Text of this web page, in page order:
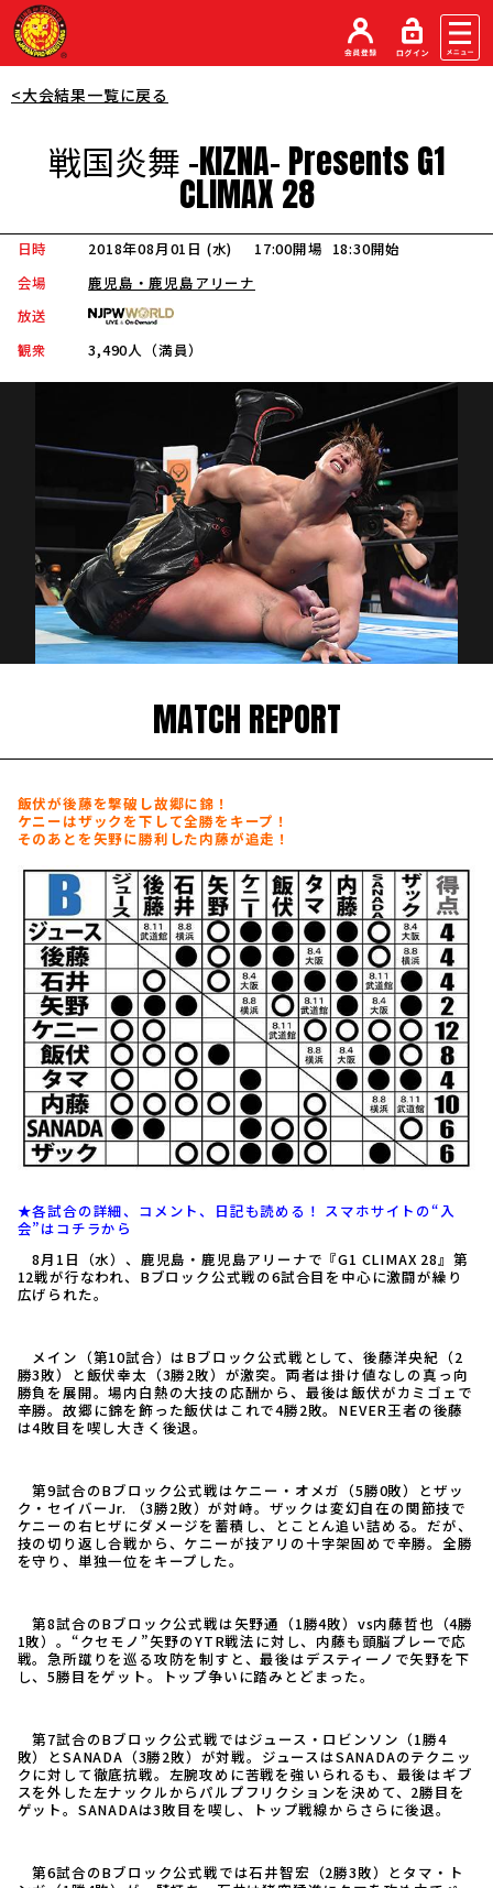
<大会結果一覧に戻る
戦国炎舞 -KIZNA- Presents G1
CLIMAX 28
日時 2018年08月01日 (水) 17:00開場 18:30開始
会場
鹿児島・鹿児島アリーナ
放送
観衆
3,490人（満員）
MATCH REPORT
飯伏が後藤を撃破し故郷に錦！
ケニーはザックを下して全勝をキープ！
そのあとを矢野に勝利した内藤が追走！
★各試合の詳細、コメント、日記も読める！ スマホサイトの“入
会”はコチラから
8月1日（水）、鹿児島・鹿児島アリーナで『G1 CLIMAX 28』第
12戦が行なわれ、Bブロック公式戦の6試合目を中心に激闘が繰り
広げられた。
メイン（第10試合）はBブロック公式戦として、後藤洋央紀（2
勝3敗）と飯伏幸太（3勝2敗）が激突。両者は掛け値なしの真っ向
勝負を展開。場内白熱の大技の応酬から、最後は飯伏がカミゴェで
辛勝。故郷に錦を飾った飯伏はこれで4勝2敗。NEVER王者の後藤
は4敗目を喫し大きく後退。
第9試合のBブロック公式戦はケニー・オメガ（5勝0敗）とザッ
ク・セイバーJr. （3勝2敗）が対峙。ザックは変幻自在の関節技で
ケニーの右ヒザにダメージを蓄積し、とことん追い詰める。だが、
技の切り返し合戦から、ケニーが技アリの十字架固めで辛勝。全勝
を守り、単独一位をキープした。
第8試合のBブロック公式戦は矢野通（1勝4敗）vs内藤哲也（4勝
1敗）。“クセモノ”矢野のYTR戦法に対し、内藤も頭脳プレーで応
戦。急所蹴りを巡る攻防を制すと、最後はデスティーノで矢野を下
し、5勝目をゲット。トップ争いに踏みとどまった。
第7試合のBブロック公式戦ではジュース・ロビンソン（1勝4
敗）とSANADA（3勝2敗）が対戦。ジュースはSANADAのテクニッ
クに対して徹底抗戦。左腕攻めに苦戦を強いられるも、最後はギブ
スを外した左ナックルからパルプフリクションを決めて、2勝目を
ゲット。SANADAは3敗目を喫し、トップ戦線からさらに後退。
第6試合のBブロック公式戦では石井智宏（2勝3敗）とタマ・ト